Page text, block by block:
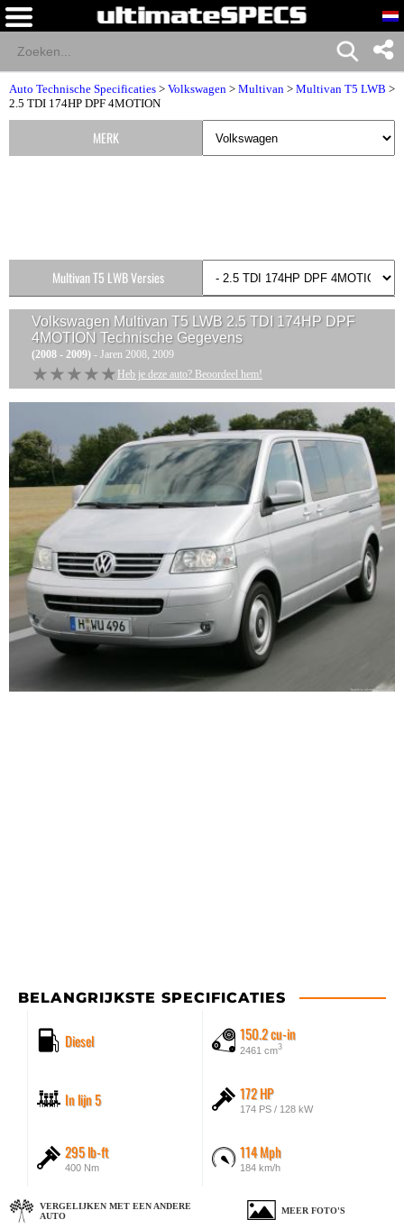
Auto Technische Specificaties > Volkswagen > Multivan > Multivan T5 LWB >
2.5 TDI 174HP DPF 4MOTION
Volkswagen Multivan T5 LWB 2.5 TDI 174HP DPF
4MOTION Technische Gegevens
(2008 - 2009) - Jaren 2008, 2009
★★★★★
★★★★★ Heb je deze auto? Beoordeel hem!
BELANGRIJKSTE SPECIFICATIES
Diesel 150.2 cu-in
2461 cm3
In lijn 5 172 HP
174 PS / 128 kW
295 lb-ft
400 Nm
114 Mph
184 km/h
VERGELIJKEN MET EEN ANDERE
AUTO
MEER FOTO'S
MERK
Multivan T5 LWB Versies